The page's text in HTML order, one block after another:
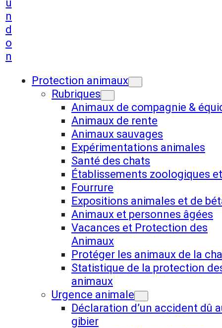
u
n
d
o
n
Protection animaux
Rubriques
Animaux de compagnie &
Animaux de rente
Animaux sauvages
Expérimentations animales
Santé des chats
Établissements zoologiques
Fourrure
Expositions animales et de
Animaux et personnes âgées
Vacances et Protection des
Animaux
Protéger les animaux de la
Statistique de la protection
animaux
Urgence animale
Déclaration d’un accident dû
gibier